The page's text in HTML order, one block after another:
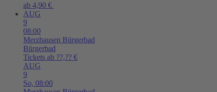
ab 4,90 €
AUG
9
08:00
Merzhausen Bürgerbad
Bürgerbad
Tickets ab ??,?? €
AUG
9
So, 08:00